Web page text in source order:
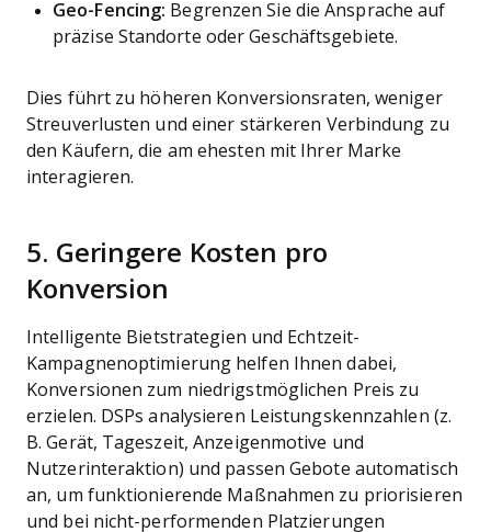
Geo-Fencing: Begrenzen Sie die Ansprache auf
präzise Standorte oder Geschäftsgebiete.
Dies führt zu höheren Konversionsraten, weniger
Streuverlusten und einer stärkeren Verbindung zu
den Käufern, die am ehesten mit Ihrer Marke
interagieren.
5. Geringere Kosten pro
Konversion
Intelligente Bietstrategien und Echtzeit-
Kampagnenoptimierung helfen Ihnen dabei,
Konversionen zum niedrigstmöglichen Preis zu
erzielen. DSPs analysieren Leistungskennzahlen (z.
B. Gerät, Tageszeit, Anzeigenmotive und
Nutzerinteraktion) und passen Gebote automatisch
an, um funktionierende Maßnahmen zu priorisieren
und bei nicht-performenden Platzierungen